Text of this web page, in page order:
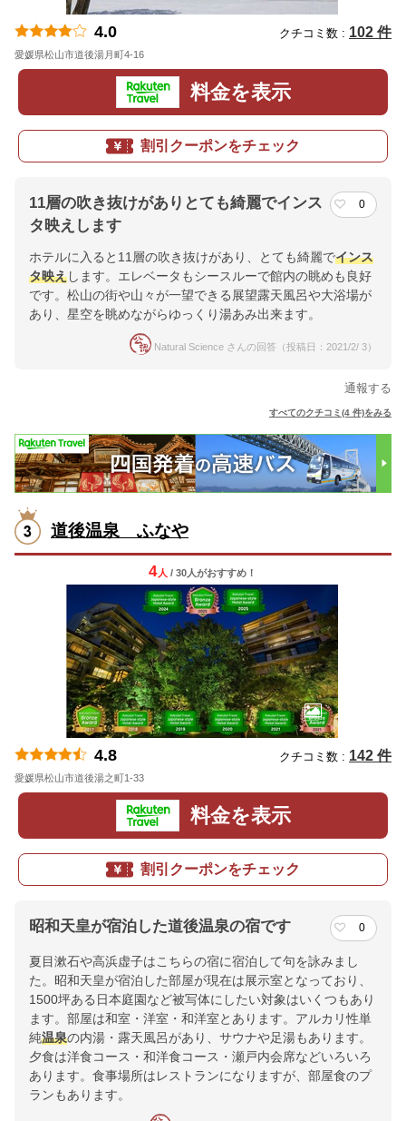
4.0 クチコミ数 : 102 件
愛媛県松山市道後湯月町4-16
料金を表示
割引クーポンをチェック
11層の吹き抜けがありとても綺麗でインス
タ映えします
0
ホテルに入ると11層の吹き抜けがあり、とても綺麗でインス
タ映えします。エレベータもシースルーで館内の眺めも良好
です。松山の街や山々が一望できる展望露天風呂や大浴場が
あり、星空を眺めながらゆっくり湯あみ出来ます。
Natural Science さんの回答（投稿日：2021/2/ 3）
通報する
すべてのクチコミ(4 件)をみる
道後温泉 ふなや
4人 / 30人がおすすめ！
4.8 クチコミ数 : 142 件
愛媛県松山市道後湯之町1-33
料金を表示
割引クーポンをチェック
昭和天皇が宿泊した道後温泉の宿です 0
夏目漱石や高浜虚子はこちらの宿に宿泊して句を詠みまし
た。昭和天皇が宿泊した部屋が現在は展示室となっており、
1500坪ある日本庭園など被写体にしたい対象はいくつもあり
ます。部屋は和室・洋室・和洋室とあります。アルカリ性単
純温泉の内湯・露天風呂があり、サウナや足湯もあります。
夕食は洋食コース・和洋食コース・瀬戸内会席などいろいろ
あります。食事場所はレストランになりますが、部屋食のプ
ランもあります。